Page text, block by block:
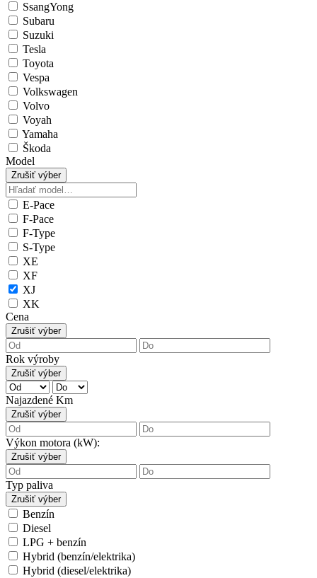
SsangYong
Subaru
Suzuki
Tesla
Toyota
Vespa
Volkswagen
Volvo
Voyah
Yamaha
Škoda
Model
Zrušiť výber
E-Pace
F-Pace
F-Type
S-Type
XE
XF
XJ
XK
Cena
Zrušiť výber
Rok výroby
Zrušiť výber
Najazdené Km
Zrušiť výber
Výkon motora (kW):
Zrušiť výber
Typ paliva
Zrušiť výber
Benzín
Diesel
LPG + benzín
Hybrid (benzín/elektrika)
Hybrid (diesel/elektrika)